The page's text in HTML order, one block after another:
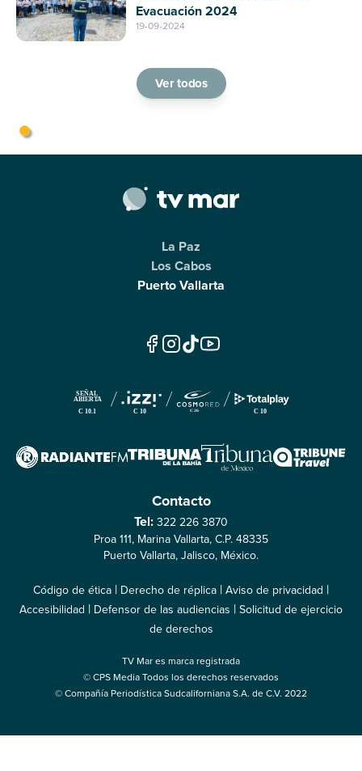
Evacuación 2024
19-09-2024
Ver todos
La Paz
Los Cabos
Puerto Vallarta
Contacto
Tel:322 226 3870
Proa 111, Marina Vallarta, C.P. 48335
Puerto Vallarta, Jalisco, México.
Código de ética | Derecho de réplica |Aviso de privacidad |
Accesibilidad | Defensor de las audiencias |Solicitud de ejercicio
de derechos
TV Mar es marca registrada
© CPS Media Todos los derechos reservados
© Compañía Periodística Sudcaliforniana S.A. de C.V. 2022